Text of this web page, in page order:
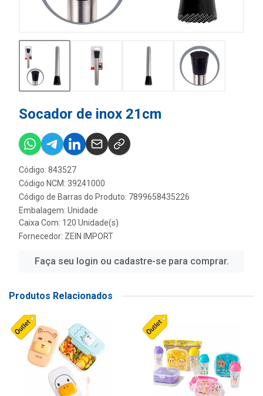
Socador de inox 21cm
Código: 843527
Código NCM: 39241000
Código de Barras do Produto: 7899658435226
Embalagem: Unidade
Caixa Com: 120 Unidade(s)
Fornecedor: ZEIN IMPORT
Faça seu login ou cadastre-se para comprar.
Produtos Relacionados